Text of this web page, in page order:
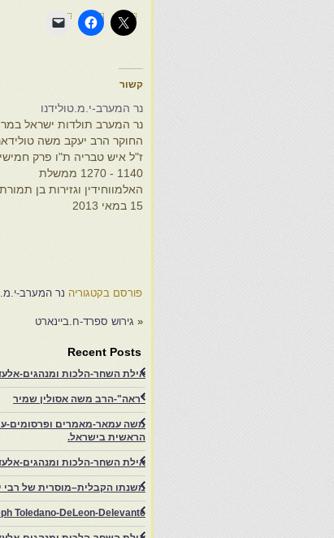
קשור
נר המערב-י.מ.טולידנו
נר המערב תולדות ישראל
החוקר הרב יעקב משה
ז"ל איש טבריה ת"ו פרק חמישי
1140 - 1270 ממשלת
האלמווחידין וגזירות בן תמורת
ועבד אל מומין, התפלגות יהודי
15 במאי 2013
פורסם בקטגוריה נר המערב-
« גירוש ספרד-ח.ביינארט
Recent Posts
אילת השחר-הלכות ומנהגים-
"ראה"-הרב משה אסולין שמיר
משה עמאר-מאמרים ופרסומים-
הראשית בישראל.
אילת השחר-הלכות ומנהגים-
משנתו הקבלית–מוסרית של רבי
Toledano-DeLeon-Delevante.